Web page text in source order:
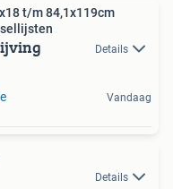
t/m 84,1x119cm
Details
Vandaag
Details